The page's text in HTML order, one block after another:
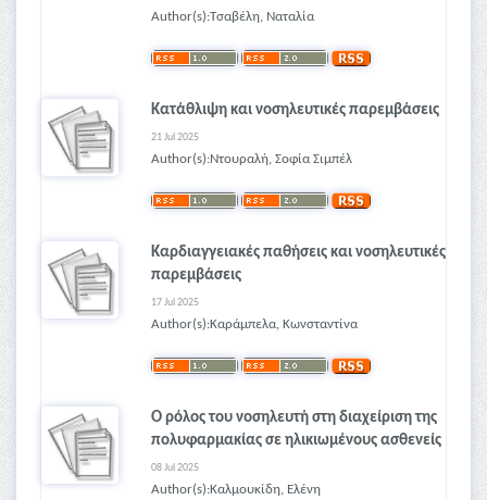
Author(s):Τσαβέλη, Ναταλία
Κατάθλιψη και νοσηλευτικές παρεμβάσεις
21 Jul 2025
Author(s):Ντουραλή, Σοφία Σιμπέλ
Καρδιαγγειακές παθήσεις και νοσηλευτικές
παρεμβάσεις
17 Jul 2025
Author(s):Καράμπελα, Κωνσταντίνα
Ο ρόλος του νοσηλευτή στη διαχείριση της
πολυφαρμακίας σε ηλικιωμένους ασθενείς
08 Jul 2025
Author(s):Καλμουκίδη, Ελένη